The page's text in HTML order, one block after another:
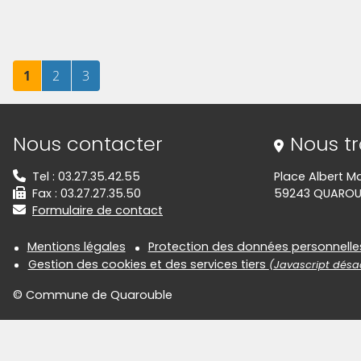
Page
1 sur 3Page
2 sur 3Page
3sur 3
Informations de contact
Nous contacter
Tel : 03.27.35.42.55
Fax : 03.27.27.35.50
Formulaire de contact
Nous
Place Albert
59243
Informations
Mentions légales
Protection des données
Gestion des cookies et des services tiers (Javascript
© Commune de Quarouble